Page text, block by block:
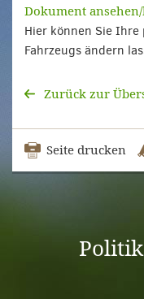
Dokument
Hier können Sie Ihre
Fahrzeugs ändern
Zurück zur
Seite drucken